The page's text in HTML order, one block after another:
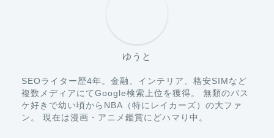
ゆうと
SEOライター歴4年。金融、インテリア、格安SIMなど
複数メディアにてGoogle検索上位を獲得。 無類のバス
ケ好きで幼い頃からNBA（特にレイカーズ）の大ファ
ン。 現在は漫画・アニメ鑑賞にどハマり中。